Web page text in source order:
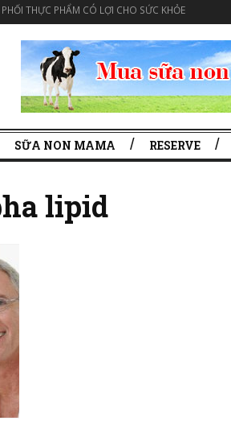
THỰC PHẨM CÓ LỢI CHO SỨC KHỎE
SỮA NON MAMA RESERVE
lipid